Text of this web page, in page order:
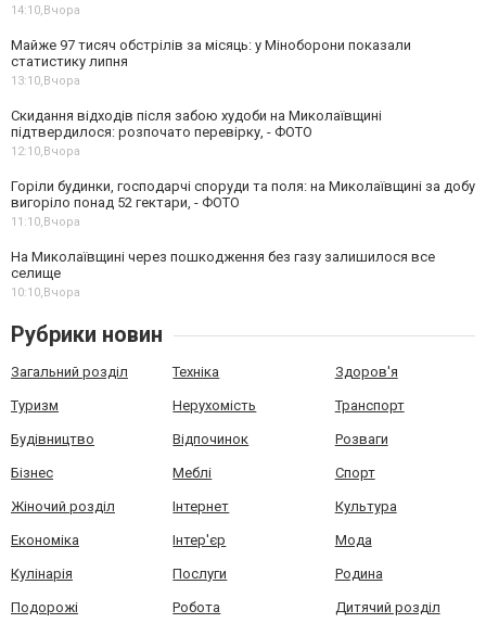
14:10,Вчора
Майже 97 тисяч обстрілів за місяць: у Міноборони показали
статистику липня
13:10,Вчора
Скидання відходів після забою худоби на Миколаївщині
підтвердилося: розпочато перевірку, - ФОТО
12:10,Вчора
Горіли будинки, господарчі споруди та поля: на Миколаївщині за добу
вигоріло понад 52 гектари, - ФОТО
11:10,Вчора
На Миколаївщині через пошкодження без газу залишилося все
селище
10:10,Вчора
Рубрики новин
Загальний розділ Техніка Здоров'я
Туризм Нерухомість Транспорт
Будівництво Відпочинок Розваги
Бізнес Меблі Спорт
Жіночий розділ Інтернет Культура
Економіка Інтер'єр Мода
Кулінарія Послуги Родина
Подорожі Робота Дитячий розділ